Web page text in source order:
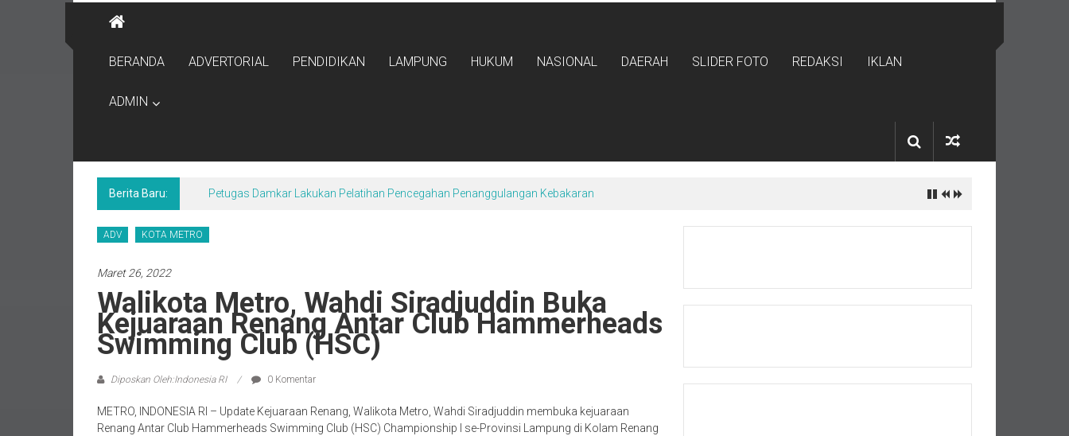
BERANDA ADVERTORIAL PENDIDIKAN LAMPUNG HUKUM NASIONAL DAERAH SLIDER FOTO REDAKSI IKLAN
ADMIN
Berita Baru: Petugas Damkar Lakukan Pelatihan Pencegahan Penanggulangan Kebakaran
ADV KOTA METRO
Maret 26, 2022
Walikota Metro, Wahdi Siradjuddin Buka
Kejuaraan Renang Antar Club Hammerheads
Swimming Club (HSC)
Diposkan Oleh:Indonesia RI 0 Komentar
METRO, INDONESIA RI – Update Kejuaraan Renang, Walikota Metro, Wahdi Siradjuddin membuka kejuaraan
Renang Antar Club Hammerheads Swimming Club (HSC) Championship I se-Provinsi Lampung di Kolam Renang